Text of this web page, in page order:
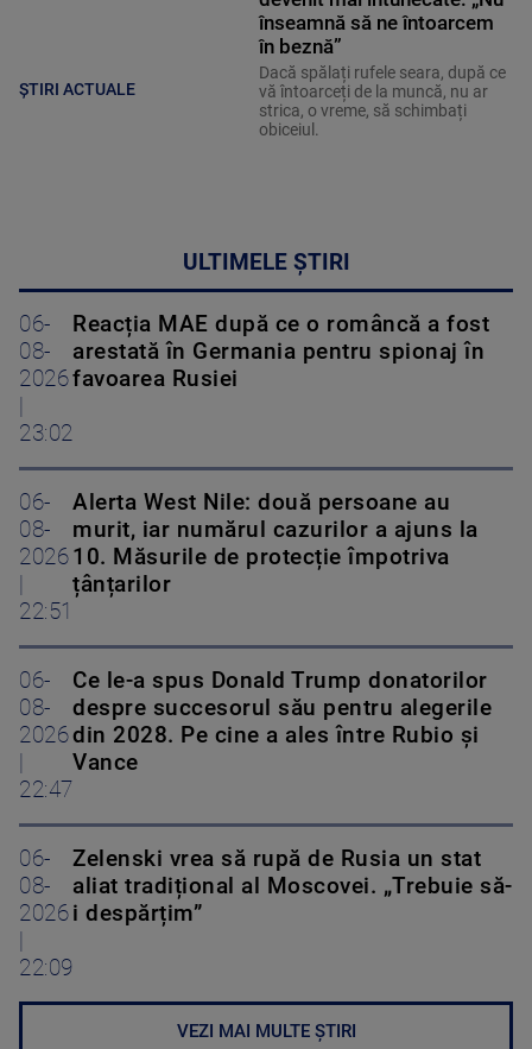
ȘTIRI ACTUALE
înseamnă să ne întoarcem
în beznă”
Dacă spălați rufele seara, după ce
vă întoarceți de la muncă, nu ar
strica, o vreme, să schimbați
obiceiul.
ULTIMELE ȘTIRI
06-
08-
2026
23:02
Reacția MAE după ce o româncă a fost
arestată în Germania pentru spionaj în
favoarea Rusiei
06-
08-
2026
22:51
Alerta West Nile: două persoane au
murit, iar numărul cazurilor a ajuns la
10. Măsurile de protecție împotriva
țânțarilor
06-
08-
2026
22:47
Ce le-a spus Donald Trump donatorilor
despre succesorul său pentru alegerile
din 2028. Pe cine a ales între Rubio și
Vance
06-
08-
2026
22:09
Zelenski vrea să rupă de Rusia un stat
aliat tradițional al Moscovei. „Trebuie să-
i despărțim”
VEZI MAI MULTE ȘTIRI